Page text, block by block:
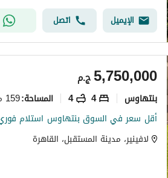
الإيميل اتصل
ج.م5,750,000
بنتهاوس 4
4 المساحة:159 متر مربع
لافينير، مدينة المستقبل، القاهرة